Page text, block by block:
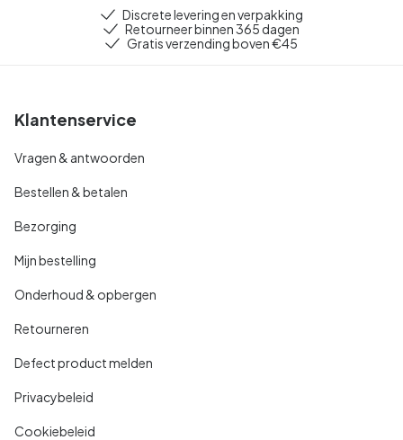
Discrete levering en verpakking
Retourneer binnen 365 dagen
Gratis verzending boven €45
Klantenservice
Vragen & antwoorden
Bestellen & betalen
Bezorging
Mijn bestelling
Onderhoud & opbergen
Retourneren
Defect product melden
Privacybeleid
Cookiebeleid